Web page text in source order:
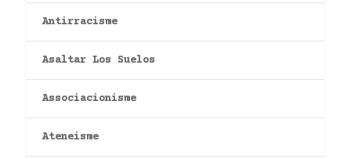
Antirracisme
Asaltar Los Suelos
Associacionisme
Ateneisme